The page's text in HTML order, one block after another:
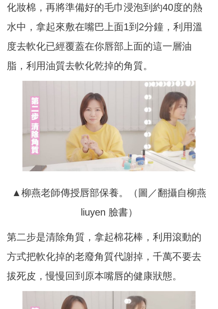
化妝棉，再將準備好的毛巾浸泡到約40度的熱
水中，拿起來敷在嘴巴上面1到2分鐘，利用溫
度去軟化已經覆蓋在你唇部上面的這一層油
脂，利用油質去軟化乾掉的角質。
▲柳燕老師傳授唇部保養。（圖／翻攝自柳燕
liuyen 臉書）
第二步是清除角質，拿起棉花棒，利用滾動的
方式把軟化掉的老廢角質代謝掉，千萬不要去
拔死皮，慢慢回到原本嘴唇的健康狀態。